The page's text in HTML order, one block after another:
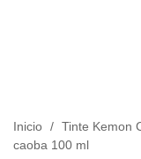
Inicio / Tinte Kemon
caoba 100 ml